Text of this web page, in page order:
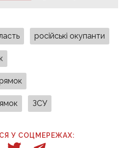
російські окупанти
ЗСУ
У СОЦМЕРЕЖАХ: